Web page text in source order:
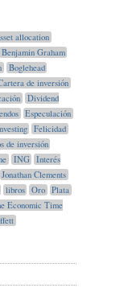
allocation
Benjamin Graham
Boglehead
de inversión
Dividend
Especulación
Felicidad
de inversión
ING
Interés
Jonathan Clements
libros Oro
Plata
Economic Time